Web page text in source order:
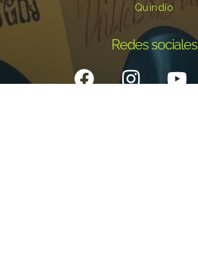
Quindío
Redes sociales